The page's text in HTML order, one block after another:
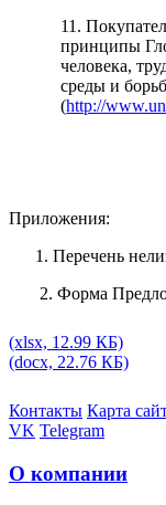
11.
принципы
человека,
среды и
(http://
Приложения:
Перечень
2. Форма
(xlsx, 12.99 КБ)
(docx, 22.76 КБ)
Контакты Карта
VK Telegram
О компании